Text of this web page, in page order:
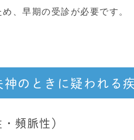
、早期の受診が必要です。
神のときに疑われる
頻脈性）